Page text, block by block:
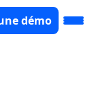
démo